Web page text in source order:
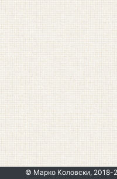
© Марко Коловски,